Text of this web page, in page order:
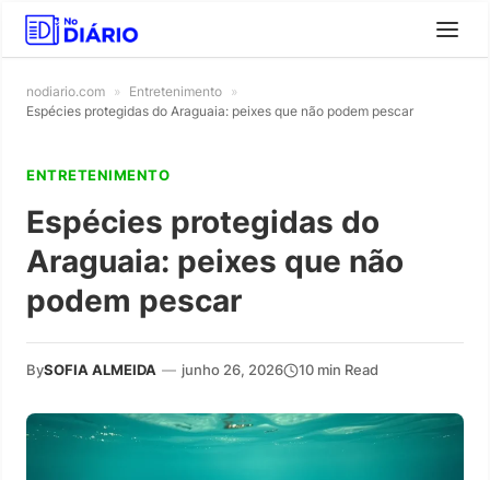
nodiario.com » Entretenimento »
Espécies protegidas do Araguaia: peixes que não podem pescar
ENTRETENIMENTO
Espécies protegidas do
Araguaia: peixes que não
podem pescar
BySOFIA ALMEIDA — junho 26, 2026 10 min Read